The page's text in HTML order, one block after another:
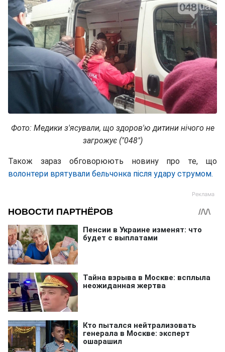
Фото: Медики з'ясували, що здоров'ю дитини нічого не
загрожує ("048")
Також зараз обговорюють новину про те, що
волонтери врятували бельчонка після удару струмом.